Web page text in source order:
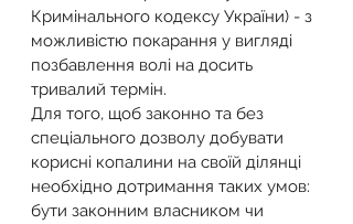
Кримінального кодексу України) - з
можливістю покарання у вигляді
позбавлення волі на досить
тривалий термін.
Для того, щоб законно та без
спеціального дозволу добувати
корисні копалини на своїй ділянці
необхідно дотримання таких умов:
бути законним власником чи